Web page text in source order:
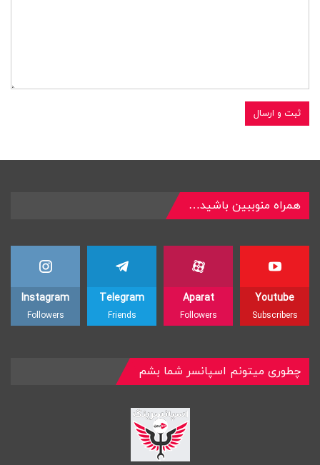
همراه منوببین باشید…
Youtube
Subscribers
Aparat
Followers
Telegram
Friends
Instagram
Followers
چطوری میتونم اسپانسر شما بشم